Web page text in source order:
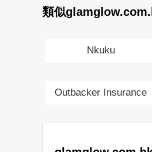
類似
Nkuku
Outbacker Insurance